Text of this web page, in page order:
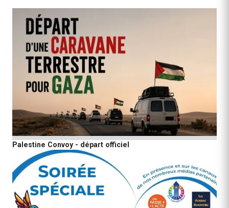
Palestine Convoy - départ officiel